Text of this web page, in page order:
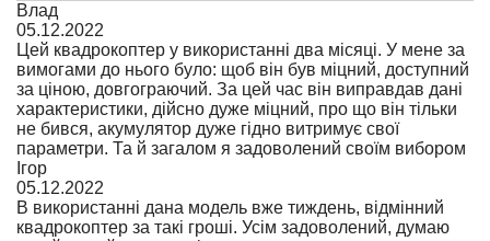
Влад
05.12.2022
Цей квадрокоптер у використанні два місяці. У мене за
вимогами до нього було: щоб він був міцний, доступний
за ціною, довгограючий. За цей час він виправдав дані
характеристики, дійсно дуже міцний, про що він тільки
не бився, акумулятор дуже гідно витримує свої
параметри. Та й загалом я задоволений своїм вибором
Ігор
05.12.2022
В використанні дана модель вже тиждень, відмінний
квадрокоптер за такі гроші. Усім задоволений, думаю